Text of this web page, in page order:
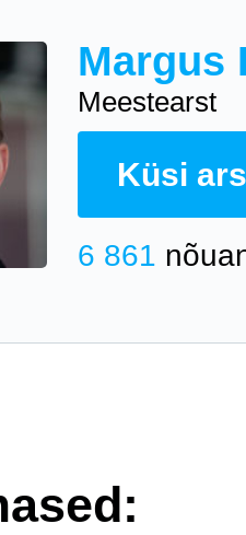
Margus
Meestearst
Küsi
6 861